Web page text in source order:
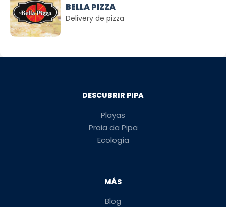
BELLA PIZZA
Delivery de pizza
DESCUBRIR PIPA
Playas
Praia da Pipa
Ecología
MÁS
Blog